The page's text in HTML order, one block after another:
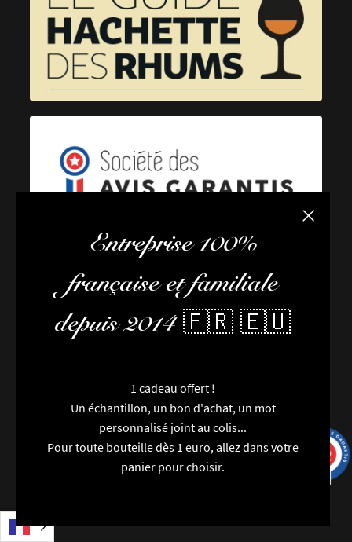
Fermer
Entreprise 100%
française et familiale
depuis 2014 🇫🇷 🇪🇺
1 cadeau offert !
Un échantillon, un bon d'achat, un mot
personnalisé joint au colis...
Pour toute bouteille dès 1 euro, allez dans votre
panier pour choisir.
FAQ / Aide
Conditions de livraison
Conditions générales de vente
L’équipe
Newsletter
Marques
Particularités
Catégories
Millésimes
Régions
/10
9993 avis